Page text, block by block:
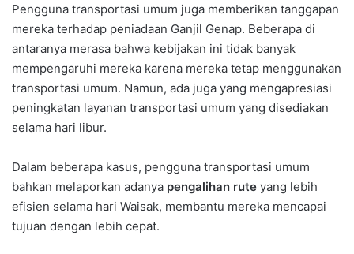
Pengguna transportasi umum juga memberikan tanggapan
mereka terhadap peniadaan Ganjil Genap. Beberapa di
antaranya merasa bahwa kebijakan ini tidak banyak
mempengaruhi mereka karena mereka tetap menggunakan
transportasi umum. Namun, ada juga yang mengapresiasi
peningkatan layanan transportasi umum yang disediakan
selama hari libur.
Dalam beberapa kasus, pengguna transportasi umum
bahkan melaporkan adanya pengalihan rute yang lebih
efisien selama hari Waisak, membantu mereka mencapai
tujuan dengan lebih cepat.